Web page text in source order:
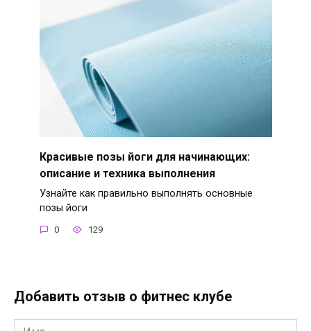
Красивые позы йоги для начинающих:
описание и техника выполнения
Узнайте как правильно выполнять основные
позы йоги
0 129
Добавить отзыв о фитнес клубе
Имя